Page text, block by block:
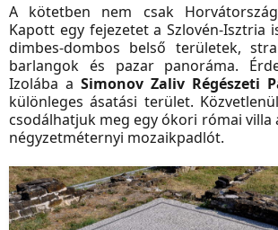
A kötetben nem csak
Kapott egy fejezetet a Szlovén-Isztria
dimbes-dombos belső területek,
barlangok és pazar panoráma.
Izolába a Simonov Zaliv Régészeti
különleges ásatási terület.
csodálhatjuk meg egy ókori római villa
négyzetméternyi mozaikpadlót.